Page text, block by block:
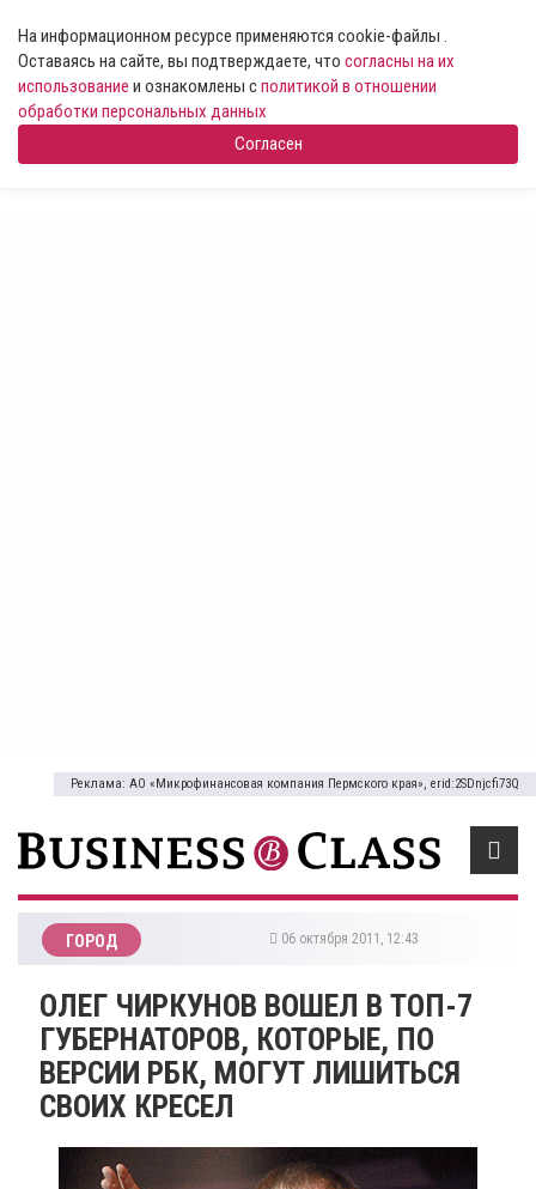
На информационном ресурсе применяются cookie-файлы .
Оставаясь на сайте, вы подтверждаете, что согласны на их
использование и ознакомлены сполитикой в отношении
обработки персональных данных
Согласен
Реклама: АО «Микрофинансовая компания Пермского края», erid:2SDnjcfi73Q
ГОРОД 06 октября 2011, 12:43
ОЛЕГ ЧИРКУНОВ ВОШЕЛ В ТОП-7
ГУБЕРНАТОРОВ, КОТОРЫЕ, ПО
ВЕРСИИ РБК, МОГУТ ЛИШИТЬСЯ
СВОИХ КРЕСЕЛ